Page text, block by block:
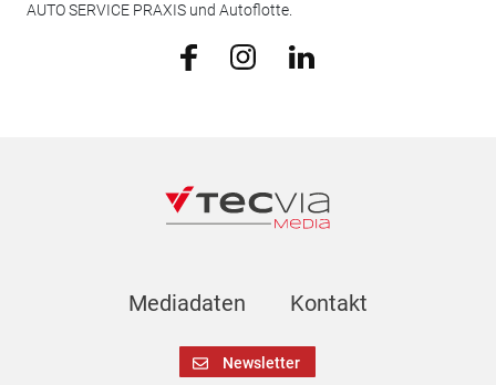
AUTO SERVICE PRAXIS und Autoflotte.
Mediadaten Kontakt
Newsletter